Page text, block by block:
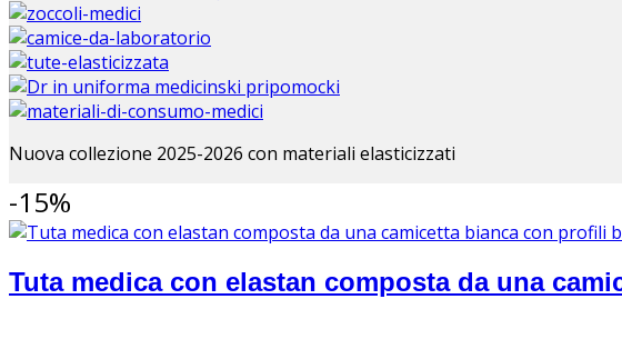
Nuova collezione 2025-2026 con materiali elasticizzati
-15%
Tuta medica con elastan composta da una